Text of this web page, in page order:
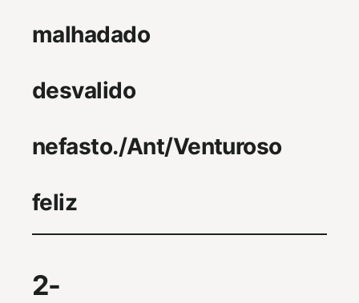
malhadado
desvalido
nefasto./Ant/Venturoso
feliz
2-